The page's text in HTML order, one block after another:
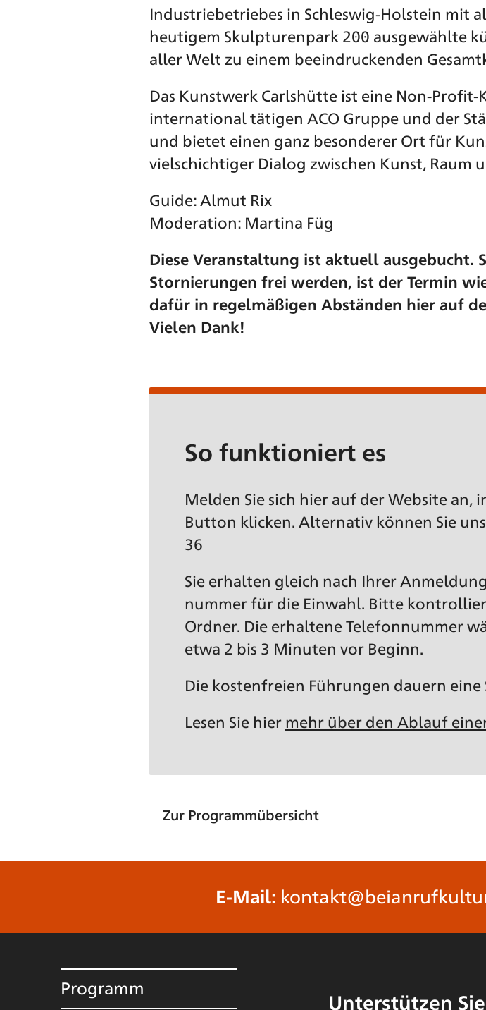
Industriebetriebes in Schleswig-Holstein mit
heutigem Skulpturenpark 200 ausgewählte
aller Welt zu einem beeindruckenden
Das Kunstwerk Carlshütte ist eine Non-
international tätigen ACO Gruppe und der
und bietet einen ganz besonderer Ort für
vielschichtiger Dialog zwischen Kunst, Raum
Guide: Almut Rix
Moderation: Martina Füg
Diese Veranstaltung ist aktuell ausgebucht.
Stornierungen frei werden, ist der Termin
dafür in regelmäßigen Abständen hier auf
Vielen Dank!
So funktioniert es
Melden Sie sich hier auf der Website an,
Button klicken. Alternativ können Sie
36
Sie erhalten gleich nach Ihrer
nummer für die Einwahl. Bitte
Ordner. Die erhaltene Telefonnummer
etwa 2 bis 3 Minuten vor Beginn.
Die kostenfreien Führungen dauern eine
Lesen Sie hier mehr über den Ablauf
Zur Programmübersicht
E-Mail:
Programm
Unterstützen